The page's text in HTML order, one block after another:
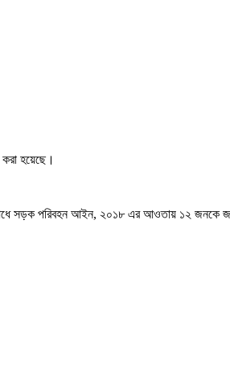
হয়েছে।
সড়ক পরিবহন আইন, ২০১৮ এর আওতায় ১২ জনকে